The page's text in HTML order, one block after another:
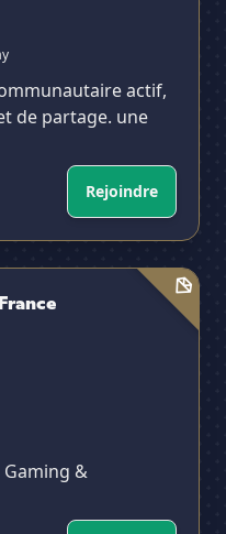
actif,
de partage. une
Rejoindre
&